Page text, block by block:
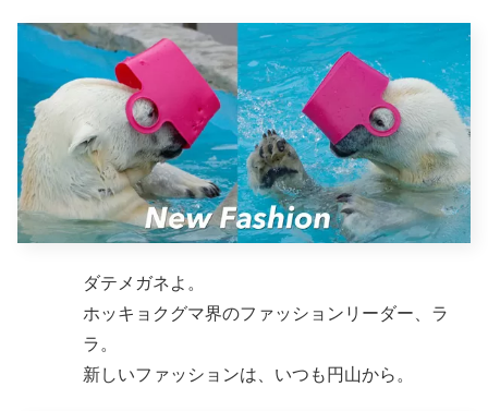
ダテメガネよ。
ホッキョクグマ界のファッションリーダー、ラ
ラ。
新しいファッションは、いつも円山から。